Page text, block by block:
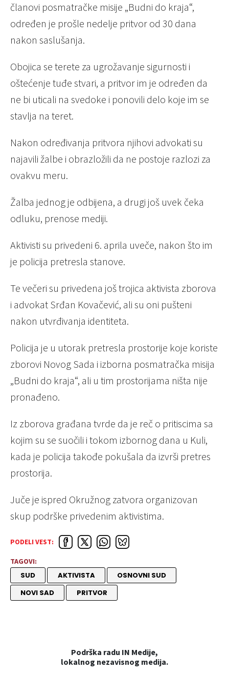
članovi posmatračke misije „Budni do kraja“,
određen je prošle nedelje pritvor od 30 dana
nakon saslušanja.
Obojica se terete za ugrožavanje sigurnosti i
oštećenje tuđe stvari, a pritvor im je određen da
ne bi uticali na svedoke i ponovili delo koje im se
stavlja na teret.
Nakon određivanja pritvora njihovi advokati su
najavili žalbe i obrazložili da ne postoje razlozi za
ovakvu meru.
Žalba jednog je odbijena, a drugi još uvek čeka
odluku, prenose mediji.
Aktivisti su privedeni 6. aprila uveče, nakon što im
je policija pretresla stanove.
Te večeri su privedena još trojica aktivista zborova
i advokat Srđan Kovačević, ali su oni pušteni
nakon utvrđivanja identiteta.
Policija je u utorak pretresla prostorije koje koriste
zborovi Novog Sada i izborna posmatračka misija
„Budni do kraja“, ali u tim prostorijama ništa nije
pronađeno.
Iz zborova građana tvrde da je reč o pritiscima sa
kojim su se suočili i tokom izbornog dana u Kuli,
kada je policija takođe pokušala da izvrši pretres
prostorija.
Juče je ispred Okružnog zatvora organizovan
skup podrške privedenim aktivistima.
PODELI VEST:
TAGOVI:
SUD AKTIVISTA
OSNOVNI SUD
NOVI SAD
PRITVOR
Podrška radu IN Medije,
lokalnog nezavisnog medija.